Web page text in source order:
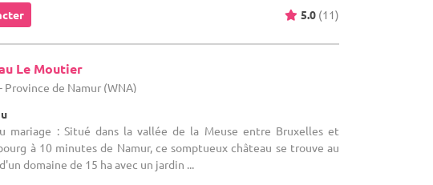
5.0 (11)
Le Moutier
Province de Namur (WNA)
mariage : Situé dans la vallée de la Meuse entre Bruxelles et
à 10 minutes de Namur, ce somptueux château se trouve au
domaine de 15 ha avec un jardin ...